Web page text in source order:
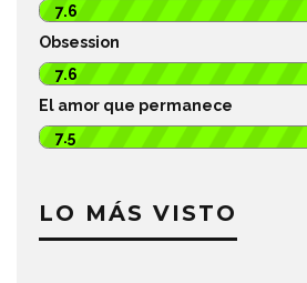
7.6
Obsession
7.6
El amor que permanece
7.5
LO MÁS VISTO